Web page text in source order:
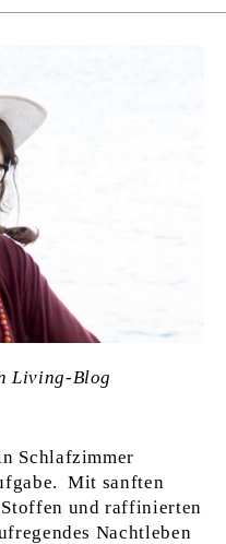
Living-Blog
Schlafzimmer
Mit sanften
und raffinierten
Nachtleben